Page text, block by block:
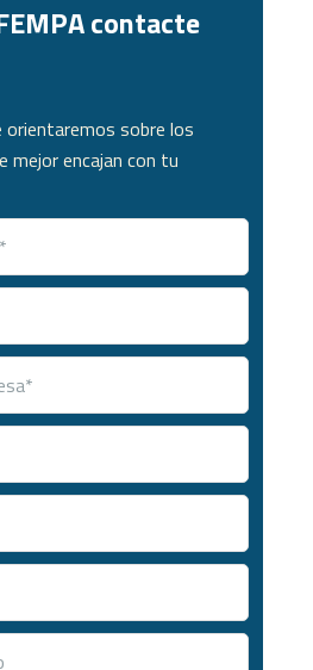
contacte
sobre los
mejor encajan con tu